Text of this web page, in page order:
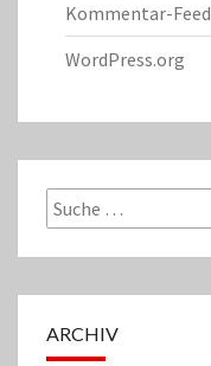
Kommentar-Feed
WordPress.org
Suche
nach:
ARCHIV